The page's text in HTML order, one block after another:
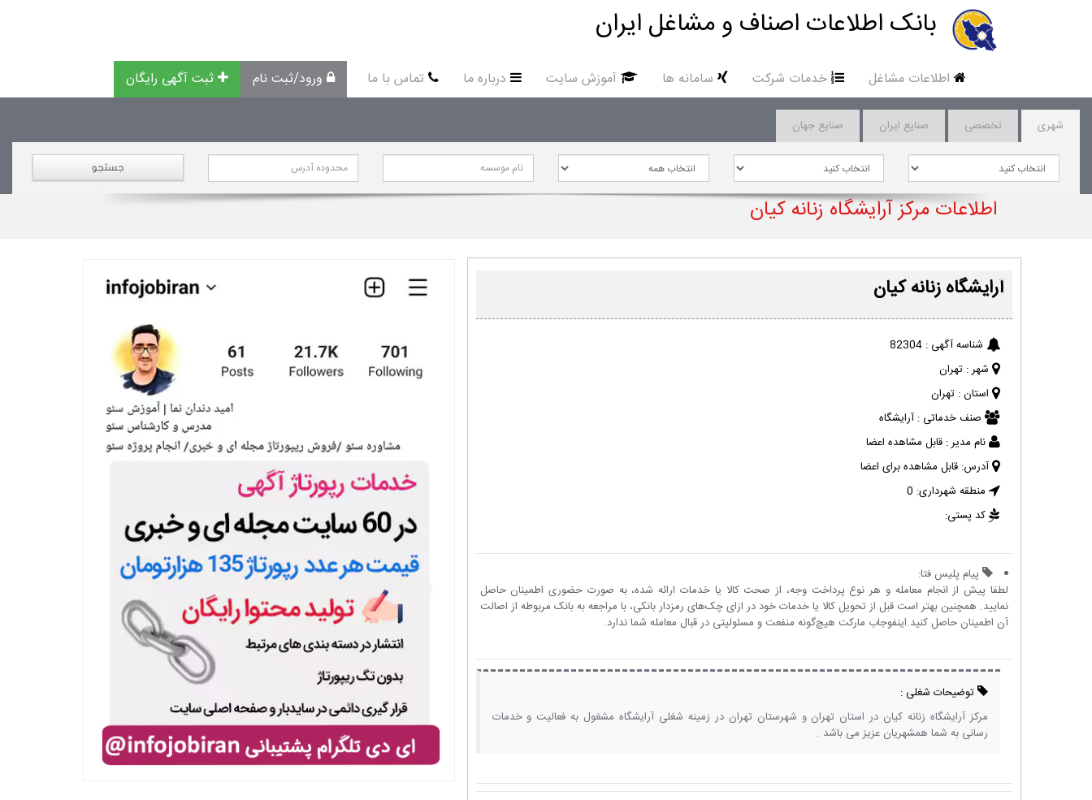
بانک اطلاعات اصناف و مشاغل ایران
اطلاعات مشاغل خدمات شرکت سامانه ها آموزش سایت درباره ما تماس با ما ورود/ثبت نام ثبت آگهی رایگان
شهری تخصصی صنایع ایران صنایع جهان
جستجو
اطلاعات مرکز آرایشگاه زنانه کیان
آرایشگاه زنانه کیان
شناسه آگهی : 82304
شهر : تهران
استان : تهران
صنف خدماتی : آرایشگاه
نام مدیر : قابل مشاهده اعضا
آدرس: قابل مشاهده برای اعضا
منطقه شهرداری: 0
کد پستی:
پیام پلیس فتا:
لطفا پیش از انجام معامله و هر نوع پرداخت وجه، از صحت کالا یا خدمات ارائه شده، به صورت حضوری اطمینان حاصل
نمایید. همچنین بهتر است قبل از تحویل کالا یا خدمات خود در ازای چک‌های رمزدار بانکی، با مراجعه به بانک مربوطه از اصالت
آن اطمینان حاصل کنید.اینفوجاب مارکت هیچ‌گونه منفعت و مسئولیتی در قبال معامله شما ندارد.
توضیحات شغلی :
مرکز آرایشگاه زنانه کیان در استان تهران و شهرستان تهران در زمینه شغلی آرایشگاه مشغول به فعالیت و خدمات
رسانی به شما همشهریان عزیز می باشد .